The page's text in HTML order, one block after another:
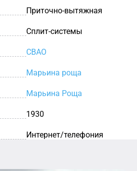
Приточно-вытяжная
Сплит-системы
СВАО
Марьина роща
Марьина Роща
1930
Интернет/телефония